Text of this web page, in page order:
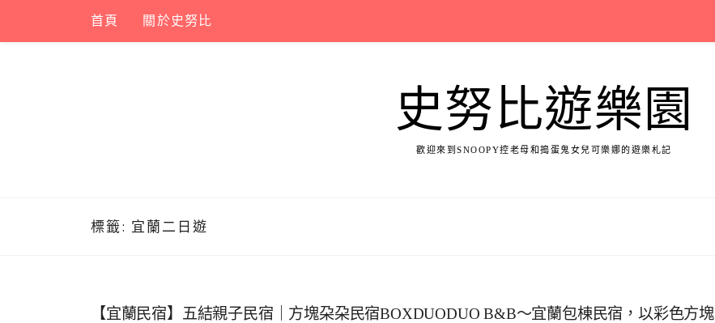
content
首頁 關於史努比
史努比遊樂園
歡迎來到SNOOPY控老母和搗蛋鬼女兒可樂娜的遊樂札記
標籤: 宜蘭二日遊
【宜蘭民宿】五結親子民宿｜方塊朶朶民宿BOXDUODUO B&B～宜蘭包棟民宿，以彩色方塊